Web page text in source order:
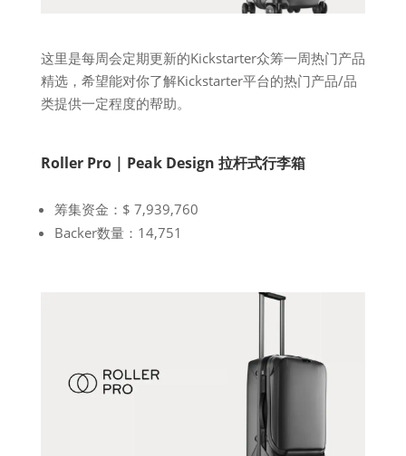
这里是每周会定期更新的Kickstarter众筹一周热门产品
精选，希望能对你了解Kickstarter平台的热门产品/品
类提供一定程度的帮助。
Roller Pro | Peak Design 拉杆式行李箱
筹集资金：$ 7,939,760
Backer数量：14,751